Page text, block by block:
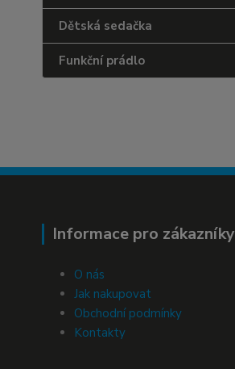
Dětská sedačka
Funkční prádlo
Informace pro zákazníky
O nás
Jak nakupovat
Obchodní podmínky
Kontakty